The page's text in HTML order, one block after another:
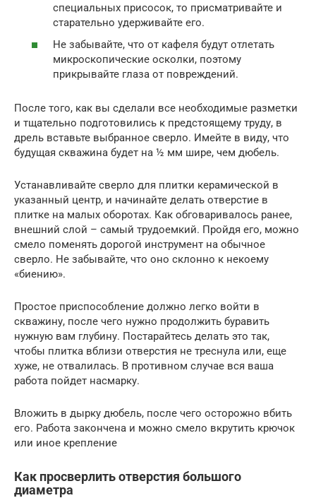
специальных присосок, то присматривайте и
старательно удерживайте его.
Не забывайте, что от кафеля будут отлетать
микроскопические осколки, поэтому
прикрывайте глаза от повреждений.
После того, как вы сделали все необходимые разметки
и тщательно подготовились к предстоящему труду, в
дрель вставьте выбранное сверло. Имейте в виду, что
будущая скважина будет на ½ мм шире, чем дюбель.
Устанавливайте сверло для плитки керамической в
указанный центр, и начинайте делать отверстие в
плитке на малых оборотах. Как обговаривалось ранее,
внешний слой – самый трудоемкий. Пройдя его, можно
смело поменять дорогой инструмент на обычное
сверло. Не забывайте, что оно склонно к некоему
«биению».
Простое приспособление должно легко войти в
скважину, после чего нужно продолжить буравить
нужную вам глубину. Постарайтесь делать это так,
чтобы плитка вблизи отверстия не треснула или, еще
хуже, не отвалилась. В противном случае вся ваша
работа пойдет насмарку.
Вложить в дырку дюбель, после чего осторожно вбить
его. Работа закончена и можно смело вкрутить крючок
или иное крепление
Как просверлить отверстия большого
диаметра